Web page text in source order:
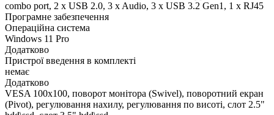
combo port, 2 x USB 2.0, 3 x Audio, 3 x USB 3.2 Gen1, 1 x RJ45
Програмне забезпечення
Операційна система
Windows 11 Pro
Додатково
Пристрої введення в комплекті
немає
Додатково
VESA 100x100, поворот монітора (Swivel), поворотний екран
(Pivot), регулювання нахилу, регулювання по висоті, слот 2.5"